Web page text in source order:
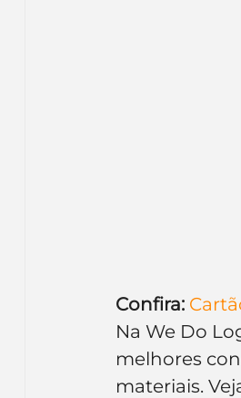
Confira:
Na We Do
melhores
materiais.